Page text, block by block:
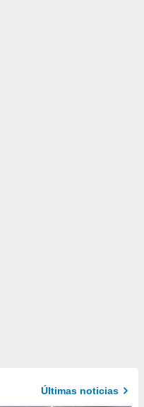
Últimas noticias